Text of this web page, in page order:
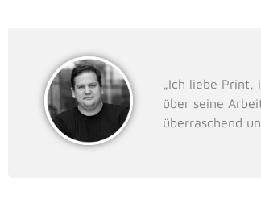
„Ich liebe Print,
über seine
überraschend